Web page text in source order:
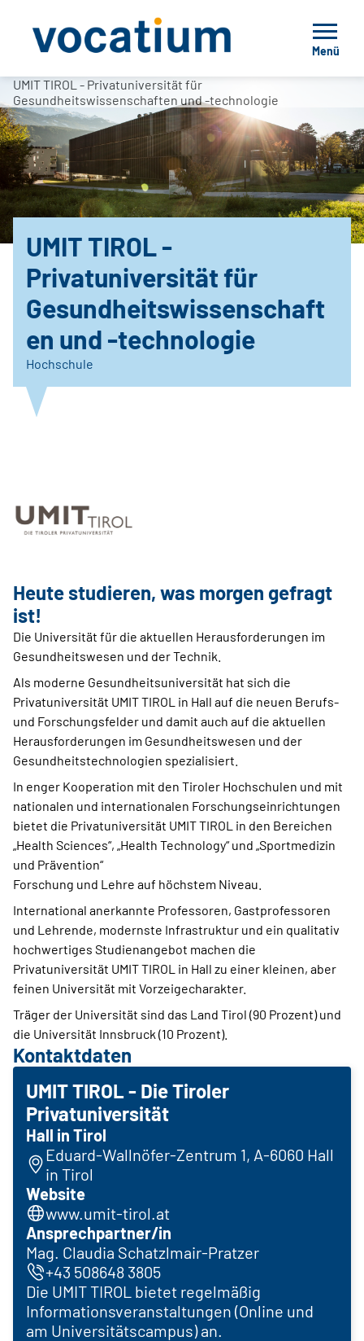
Menü
UMIT TIROL - Privatuniversität für
Gesundheitswissenschaften und -technologie
UMIT TIROL -
Privatuniversität für
Gesundheitswissenschaft
en und -technologie
Hochschule
Heute studieren, was morgen gefragt
ist!
Die Universität für die aktuellen Herausforderungen im
Gesundheitswesen und der Technik.
Als moderne Gesundheitsuniversität hat sich die
Privatuniversität UMIT TIROL in Hall auf die neuen Berufs-
und Forschungsfelder und damit auch auf die aktuellen
Herausforderungen im Gesundheitswesen und der
Gesundheitstechnologien spezialisiert.
In enger Kooperation mit den Tiroler Hochschulen und mit
nationalen und internationalen Forschungseinrichtungen
bietet die Privatuniversität UMIT TIROL in den Bereichen
„Health Sciences“, „Health Technology“ und „Sportmedizin
und Prävention“
Forschung und Lehre auf höchstem Niveau.
International anerkannte Professoren, Gastprofessoren
und Lehrende, modernste Infrastruktur und ein qualitativ
hochwertiges Studienangebot machen die
Privatuniversität UMIT TIROL in Hall zu einer kleinen, aber
feinen Universität mit Vorzeigecharakter.
Träger der Universität sind das Land Tirol (90 Prozent) und
die Universität Innsbruck (10 Prozent).
Kontaktdaten
UMIT TIROL - Die Tiroler
Privatuniversität
Hall in Tirol
Eduard-Wallnöfer-Zentrum 1, A-6060 Hall
in Tirol
Website
www.umit-tirol.at
Ansprechpartner/in
Mag. Claudia Schatzlmair-Pratzer
+43 508648 3805
Die UMIT TIROL bietet regelmäßig
Informationsveranstaltungen (Online und
am Universitätscampus) an.